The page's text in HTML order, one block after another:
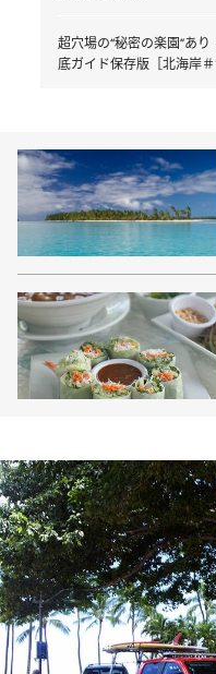
超穴場の“秘密の楽園”あ
底ガイド保存版［北海岸＃1